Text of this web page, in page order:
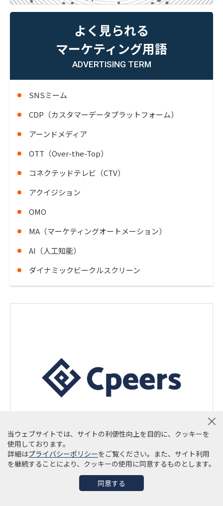
よく見られる
マーケティング用語
ADVERTISING TERM
SNSミーム
CDP（カスタマーデータプラットフォーム）
アーンドメディア
OTT（Over-the-Top）
コネクテッドテレビ（CTV）
アクイジション
OMO
MA（マーケティングオートメーション）
AI（人工知能）
ダイナミックビークルスクリーン
当ウェブサイトでは、サイトの利便性向上を目的に、クッキーを
使用しております。
詳細はプライバシーポリシーをご覧ください。また、サイト利用
を継続することにより、クッキーの使用に同意するものとします。
同意する